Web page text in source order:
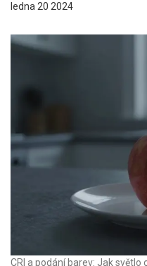
ledna 20 2024
CRI a podání barev: Jak